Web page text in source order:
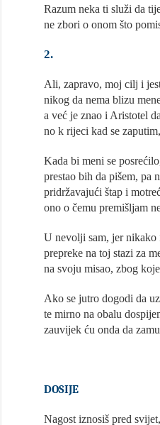
Razum neka ti služi da
ne zbori o onom što
2.
Ali, zapravo, moj cilj i
nikog da nema blizu
a već je znao i Aristotel
no k rijeci kad se
Kada bi meni se
prestao bih da pišem, pa
pridržavajući štap i
ono o čemu premišljam
U nevolji sam, jer nikako
prepreke na toj stazi za
na svoju misao, zbog
Ako se jutro dogodi da
te mirno na obalu
zauvijek ću onda da
DOSIJE
Nagost iznosiš pred